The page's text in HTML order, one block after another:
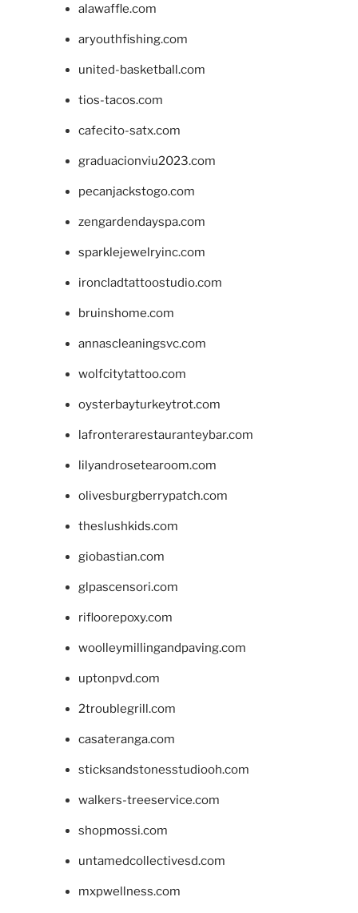
alawaffle.com
aryouthfishing.com
united-basketball.com
tios-tacos.com
cafecito-satx.com
graduacionviu2023.com
pecanjackstogo.com
zengardendayspa.com
sparklejewelryinc.com
ironcladtattoostudio.com
bruinshome.com
annascleaningsvc.com
wolfcitytattoo.com
oysterbayturkeytrot.com
lafronterarestauranteybar.com
lilyandrosetearoom.com
olivesburgberrypatch.com
theslushkids.com
giobastian.com
glpascensori.com
rifloorepoxy.com
woolleymillingandpaving.com
uptonpvd.com
2troublegrill.com
casateranga.com
sticksandstonesstudiooh.com
walkers-treeservice.com
shopmossi.com
untamedcollectivesd.com
mxpwellness.com